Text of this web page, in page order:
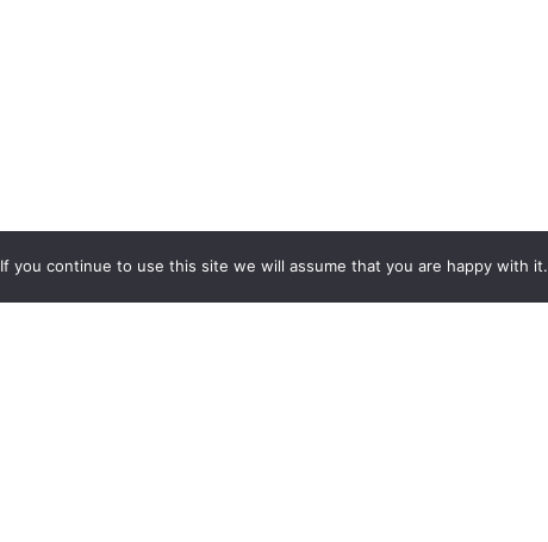
continue to use this site we will assume that you are happy with it.